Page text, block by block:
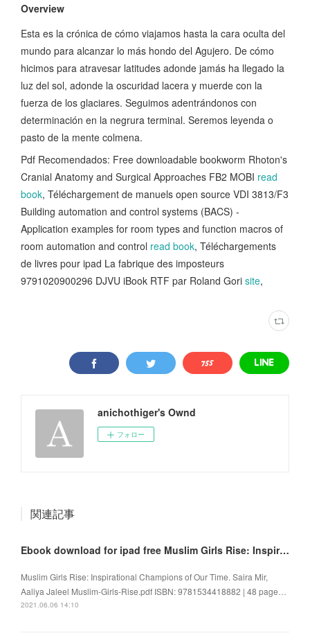
Overview
Esta es la crónica de cómo viajamos hasta la cara oculta del
mundo para alcanzar lo más hondo del Agujero. De cómo
hicimos para atravesar latitudes adonde jamás ha llegado la
luz del sol, adonde la oscuridad lacera y muerde con la
fuerza de los glaciares. Seguimos adentrándonos con
determinación en la negrura terminal. Seremos leyenda o
pasto de la mente colmena.
Pdf Recomendados: Free downloadable bookworm Rhoton's
Cranial Anatomy and Surgical Approaches FB2 MOBI read
book, Téléchargement de manuels open source VDI 3813/F3
Building automation and control systems (BACS) -
Application examples for room types and function macros of
room automation and control read book, Téléchargements
de livres pour ipad La fabrique des imposteurs
9791020900296 DJVU iBook RTF par Roland Gori site,
anichothiger's Ownd
フォロー
関連記事
Ebook download for ipad free Muslim Girls Rise: Inspirational Champions of Our Time
Muslim Girls Rise: Inspirational Champions of Our Time. Saira Mir,
Aaliya Jaleel Muslim-Girls-Rise.pdf ISBN: 9781534418882 | 48 page…
2021.06.06 14:10